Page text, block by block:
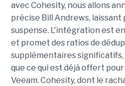
avec Cohesity, nous allons
précise Bill Andrews,
suspense. L'intégration est
et promet des ratios de
supplémentaires significatifs,
que ce qui est déjà offert
Veeam. Cohesity, dont le